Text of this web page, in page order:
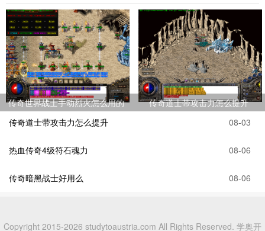
传奇世界战士手动烈火怎么用的
传奇道士带攻击力怎么提升
传奇道士带攻击力怎么提升
08-03
热血传奇4级符石魂力 08-06
传奇暗黑战士好用么 08-06
Copyright 2015-2026 studytoaustria.com All Rights Reserved. 学奥开